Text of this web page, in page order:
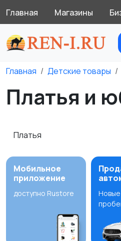
Главная Магазины
Главная Детские товары
Платья и
Платья
Мобильное
приложение
доступно Rustore
Новые